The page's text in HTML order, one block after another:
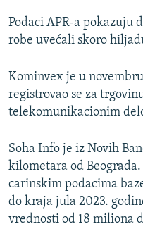
Podaci APR-a pokazuju
robe uvećali skoro
Kominvex je u
registrovao se za
telekomunikacionim
Soha Info je iz Novih
kilometara od
carinskim podacima
do kraja jula 2023.
vrednosti od 18 miliona